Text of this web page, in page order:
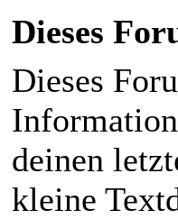
Dieses
Dieses
deinen
kleine